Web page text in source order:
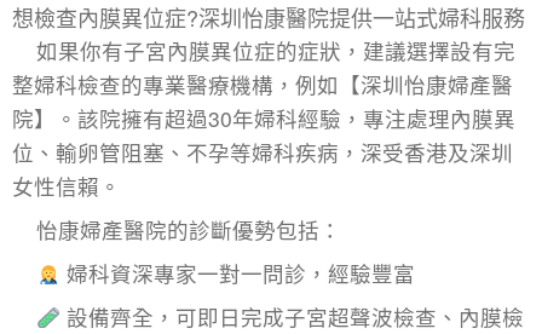
想檢查內膜異位症?深圳怡康醫院提供一站式婦科服務
如果你有子宮內膜異位症的症狀，建議選擇設有完
整婦科檢查的專業醫療機構，例如【深圳怡康婦產醫
院】。該院擁有超過30年婦科經驗，專注處理內膜異
位、輸卵管阻塞、不孕等婦科疾病，深受香港及深圳
女性信賴。
怡康婦產醫院的診斷優勢包括：
婦科資深專家一對一問診，經驗豐富
設備齊全，可即日完成子宮超聲波檢查、內膜檢